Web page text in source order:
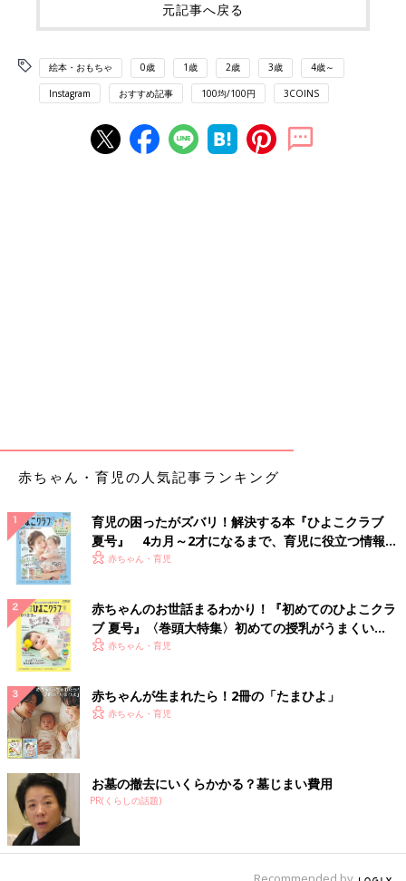
元記事へ戻る
絵本・おもちゃ 0歳 1歳 2歳 3歳 4歳～
Instagram おすすめ記事 100均/100円 3COINS
赤ちゃん・育児の人気記事ランキング
育児の困ったがズバリ！解決する本『ひよこクラブ
夏号』 4カ月～2才になるまで、育児に役立つ情報が
いっぱい！
赤ちゃん・育児
赤ちゃんのお世話まるわかり！『初めてのひよこクラ
ブ 夏号』〈巻頭大特集〉初めての授乳がうまくい
く！ おっぱい・ミルクの基本と夏のトラブル 解決テ
赤ちゃん・育児
赤ちゃんが生まれたら！2冊の「たまひよ」
赤ちゃん・育児
お墓の撤去にいくらかかる？墓じまい費用
PR(くらしの話題)